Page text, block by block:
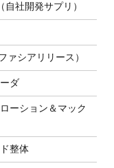
自社開発サプリ）
ァシアリリース）
ダ
ーション＆マック
整体